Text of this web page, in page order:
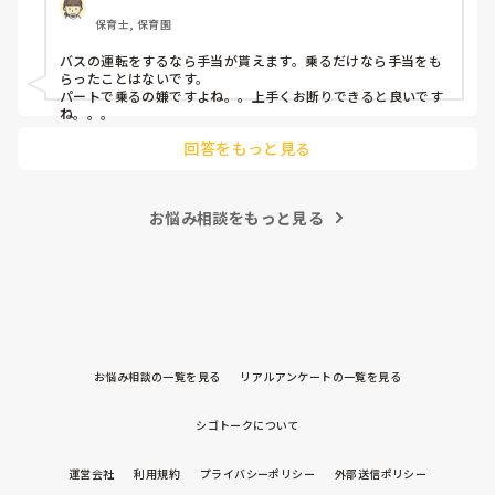
保育士, 保育園
バスの運転をするなら手当が貰えます。乗るだけなら手当をも
らったことはないです。
パートで乗るの嫌ですよね。。上手くお断りできると良いです
ね。。。
回答をもっと見る
お悩み相談をもっと見る
お悩み相談の一覧を見る リアルアンケートの一覧を見る
シゴトークについて
運営会社 利用規約 プライバシーポリシー 外部送信ポリシー